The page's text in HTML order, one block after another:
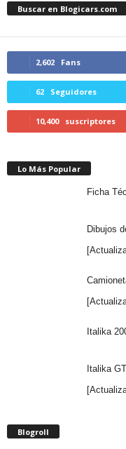
Buscar en Blogicars.com
2,602 Fans
62 Seguidores
10,400 suscriptores
Lo Más Popular
Ficha
Dibujos
Italika
Italika
Blogroll